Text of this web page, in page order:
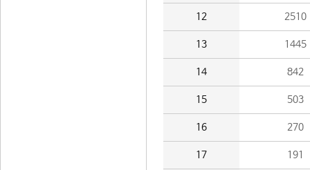
12 2510
13 1445
14 842
15 503
16 270
17 191